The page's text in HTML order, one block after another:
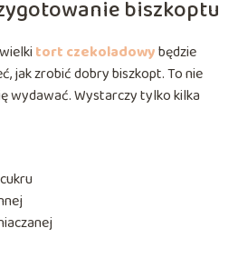
biszkoptu
tort czekoladowybędzie
jak zrobić dobry biszkopt. To nie
wydawać. Wystarczy tylko kilka